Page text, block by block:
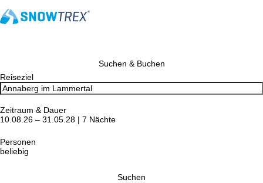
Suchen & Buchen
Reiseziel
Zeitraum & Dauer
10.08.26 – 31.05.28 | 7 Nächte
Personen
beliebig
Suchen